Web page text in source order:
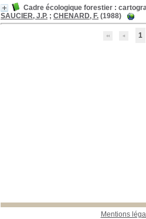
Cadre écologique forestier :
SAUCIER, J.P. ; CHENARD, F. (1988)
1
Mentions